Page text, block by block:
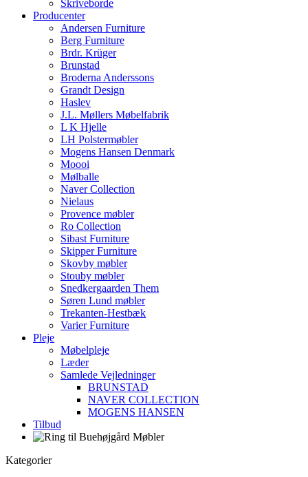
Skriveborde
Producenter
Andersen Furniture
Berg Furniture
Brdr. Krüger
Brunstad
Broderna Anderssons
Grandt Design
Haslev
J.L. Møllers Møbelfabrik
L K Hjelle
LH Polstermøbler
Mogens Hansen Denmark
Moooi
Mølballe
Naver Collection
Nielaus
Provence møbler
Ro Collection
Sibast Furniture
Skipper Furniture
Skovby møbler
Stouby møbler
Snedkergaarden Them
Søren Lund møbler
Trekanten-Hestbæk
Varier Furniture
Pleje
Møbelpleje
Læder
Samlede Vejledninger
BRUNSTAD
NAVER COLLECTION
MOGENS HANSEN
Tilbud
Kategorier